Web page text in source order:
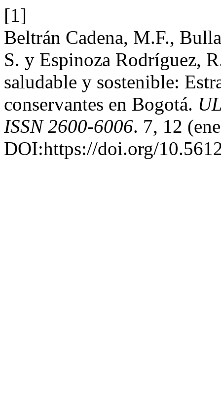
[1]
Beltrán Cadena, M.F.,
S. y Espinoza Rodríguez,
saludable y sostenible:
conservantes en Bogotá.
ISSN 2600-6006. 7, 12
DOI:https://doi.org/